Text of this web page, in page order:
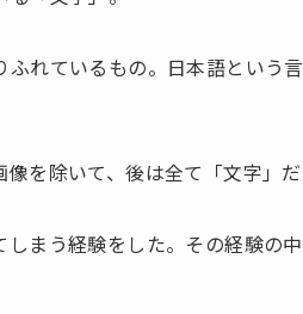
れているもの。日本語という
を除いて、後は全て「文字」だ
まう経験をした。その経験の